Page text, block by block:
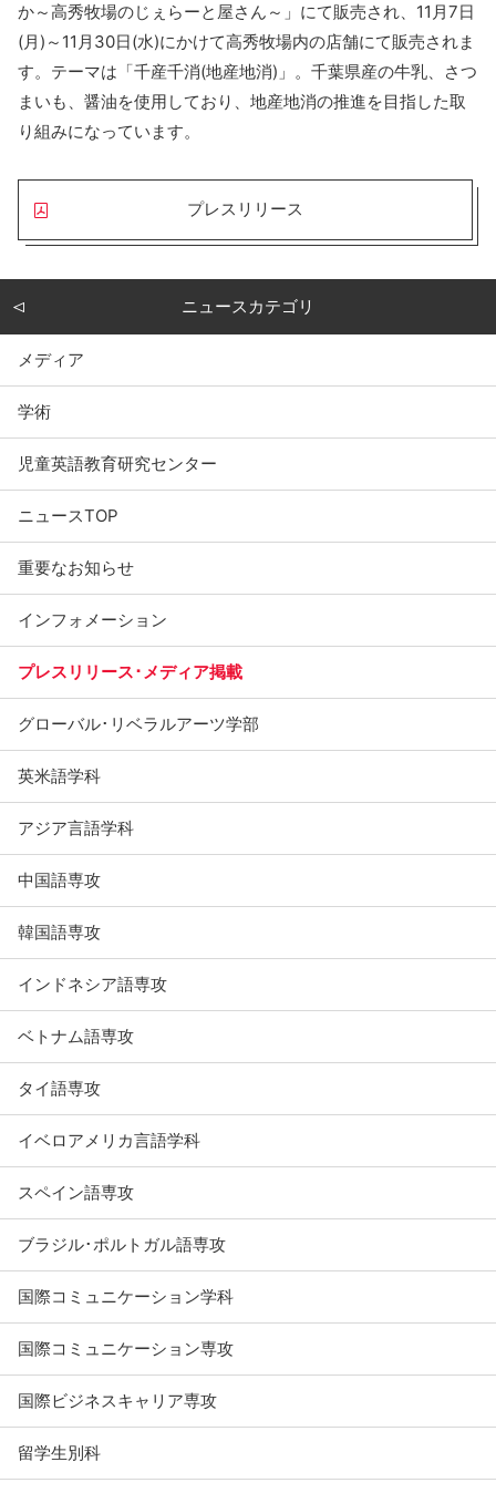
か～高秀牧場のじぇらーと屋さん～」にて販売され、11月7日
(月)～11月30日(水)にかけて高秀牧場内の店舗にて販売されま
す。テーマは「千産千消(地産地消)」。千葉県産の牛乳、さつ
まいも、醤油を使用しており、地産地消の推進を目指した取
り組みになっています。
プレスリリース
ニュースカテゴリ
メディア
学術
児童英語教育研究センター
ニュースTOP
重要なお知らせ
インフォメーション
プレスリリース･メディア掲載
グローバル･リベラルアーツ学部
英米語学科
アジア言語学科
中国語専攻
韓国語専攻
インドネシア語専攻
ベトナム語専攻
タイ語専攻
イベロアメリカ言語学科
スペイン語専攻
ブラジル･ポルトガル語専攻
国際コミュニケーション学科
国際コミュニケーション専攻
国際ビジネスキャリア専攻
留学生別科